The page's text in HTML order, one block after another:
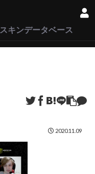
スキンデータベース
2020.11.09